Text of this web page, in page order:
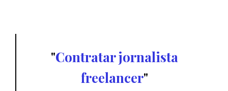
Contratar jornalista
freelancer